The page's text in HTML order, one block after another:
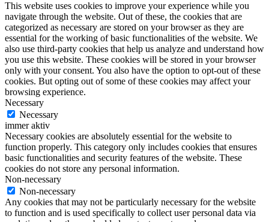
This website uses cookies to improve your experience while you
navigate through the website. Out of these, the cookies that are
categorized as necessary are stored on your browser as they are
essential for the working of basic functionalities of the website. We
also use third-party cookies that help us analyze and understand how
you use this website. These cookies will be stored in your browser
only with your consent. You also have the option to opt-out of these
cookies. But opting out of some of these cookies may affect your
browsing experience.
Necessary
Necessary
immer aktiv
Necessary cookies are absolutely essential for the website to
function properly. This category only includes cookies that ensures
basic functionalities and security features of the website. These
cookies do not store any personal information.
Non-necessary
Non-necessary
Any cookies that may not be particularly necessary for the website
to function and is used specifically to collect user personal data via